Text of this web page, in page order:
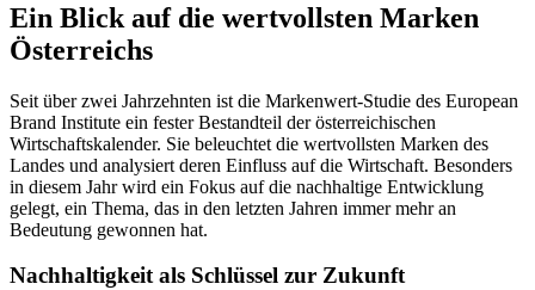
Ein Blick auf die wertvollsten Marken
Österreichs
Seit über zwei Jahrzehnten ist die Markenwert-Studie des European
Brand Institute ein fester Bestandteil der österreichischen
Wirtschaftskalender. Sie beleuchtet die wertvollsten Marken des
Landes und analysiert deren Einfluss auf die Wirtschaft. Besonders
in diesem Jahr wird ein Fokus auf die nachhaltige Entwicklung
gelegt, ein Thema, das in den letzten Jahren immer mehr an
Bedeutung gewonnen hat.
Nachhaltigkeit als Schlüssel zur Zukunft